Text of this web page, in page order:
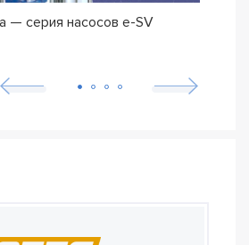
— серия насосов e-SV